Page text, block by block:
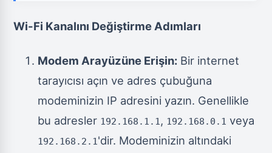
Wi-Fi Kanalını Değiştirme Adımları
Modem Arayüzüne Erişin: Bir internet
tarayıcısı açın ve adres çubuğuna
modeminizin IP adresini yazın. Genellikle
bu adresler 192.168.1.1, 192.168.0.1 veya
192.168.2.1'dir. Modeminizin altındaki